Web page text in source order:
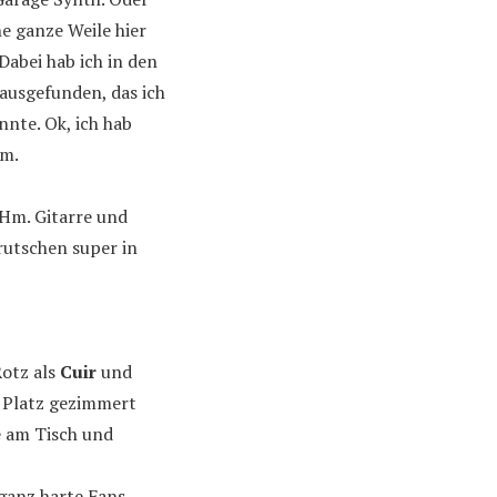
ganze Weile hier
hab ich in den
das ich
Ok, ich hab
Gitarre und
super in
als Cuirund
gezimmert
Tisch und